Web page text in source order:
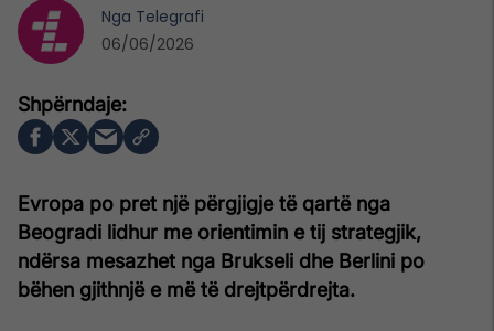
Evropa po pret një përgjigje të qartë nga
Beogradi lidhur me orientimin e tij strategjik,
ndërsa mesazhet nga Brukseli dhe Berlini po
bëhen gjithnjë e më të drejtpërdrejta.
Nga Telegrafi
06/06/2026